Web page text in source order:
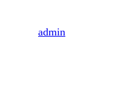
admin